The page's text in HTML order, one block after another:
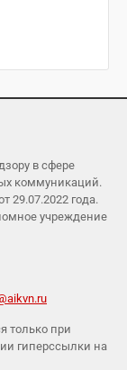
в сфере
коммуникаций.
29.07.2022 года.
учреждение
только при
гиперссылки на